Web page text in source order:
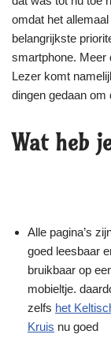
omdat het
belangrijkste
smartphone. Meer
Lezer komt
dingen gedaan om
Wat heb
Alle pagina’s
goed leesbaar
bruikbaar op
mobieltje.
zelfs het
Kruis nu goed